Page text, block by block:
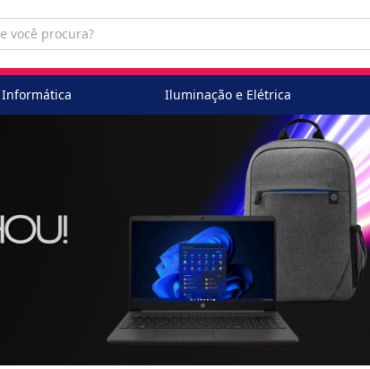
Informática Iluminação e Elétrica